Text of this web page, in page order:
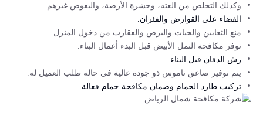
وكذلك التخلص من العته، وحشرة الأرضة، والبعوض غيرهم.
القضاء علي القوارض والفئران.
منع الثعابين والحيات والبرص والعقارب من دخول المنزل.
نوفر مكافحة النمل الأبيض قبل البدء أعمال البناء.
رش الدفان قبل البناء.
يتم توفير صاعق ناموس ذو جودة عالية في حالة طلب العميل له.
تركيب طارد الحمام وضمان مكافحة حمام فعالة.